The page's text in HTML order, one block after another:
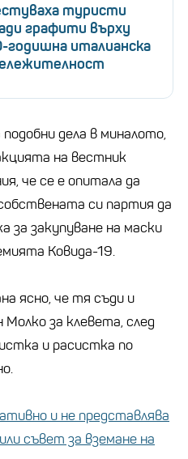
туристи
графити върху
годишна италианска
дела в миналото,
на вестник
че се е опитала да
си партия да
за закупуване на маски
Ковида-19.
ясно, че тя съди и
Молко за клевета, след
и расистка по
и не представлява
съвет за вземане на